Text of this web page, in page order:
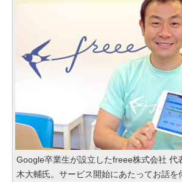
Google卒業生が設立したfreee株式会社
木大輔氏。サービス開始にあたってお話を